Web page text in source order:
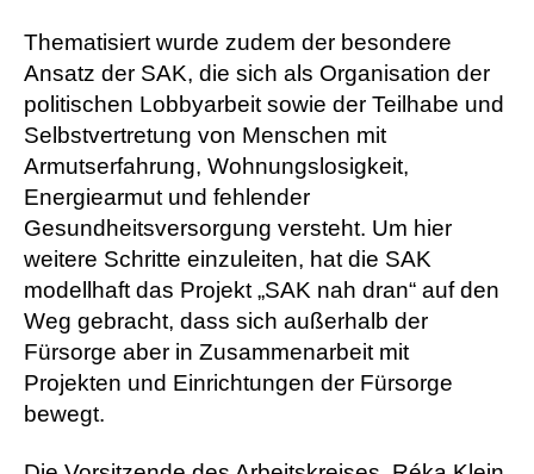
Thematisiert wurde zudem der besondere
Ansatz der SAK, die sich als Organisation der
politischen Lobbyarbeit sowie der Teilhabe und
Selbstvertretung von Menschen mit
Armutserfahrung, Wohnungslosigkeit,
Energiearmut und fehlender
Gesundheitsversorgung versteht. Um hier
weitere Schritte einzuleiten, hat die SAK
modellhaft das Projekt „SAK nah dran“ auf den
Weg gebracht, dass sich außerhalb der
Fürsorge aber in Zusammenarbeit mit
Projekten und Einrichtungen der Fürsorge
bewegt.